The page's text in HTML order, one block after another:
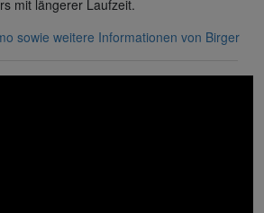
mit längerer Laufzeit.
sowie weitere Informationen von Birger